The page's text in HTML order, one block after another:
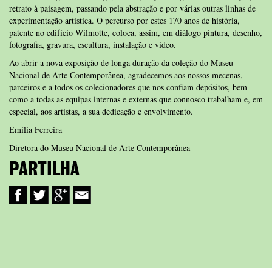
retrato à paisagem, passando pela abstração e por várias outras linhas de
experimentação artística. O percurso por estes 170 anos de história,
patente no edifício Wilmotte, coloca, assim, em diálogo pintura, desenho,
fotografia, gravura, escultura, instalação e vídeo.
Ao abrir a nova exposição de longa duração da coleção do Museu
Nacional de Arte Contemporânea, agradecemos aos nossos mecenas,
parceiros e a todos os colecionadores que nos confiam depósitos, bem
como a todas as equipas internas e externas que connosco trabalham e, em
especial, aos artistas, a sua dedicação e envolvimento.
Emília Ferreira
Diretora do Museu Nacional de Arte Contemporânea
PARTILHA